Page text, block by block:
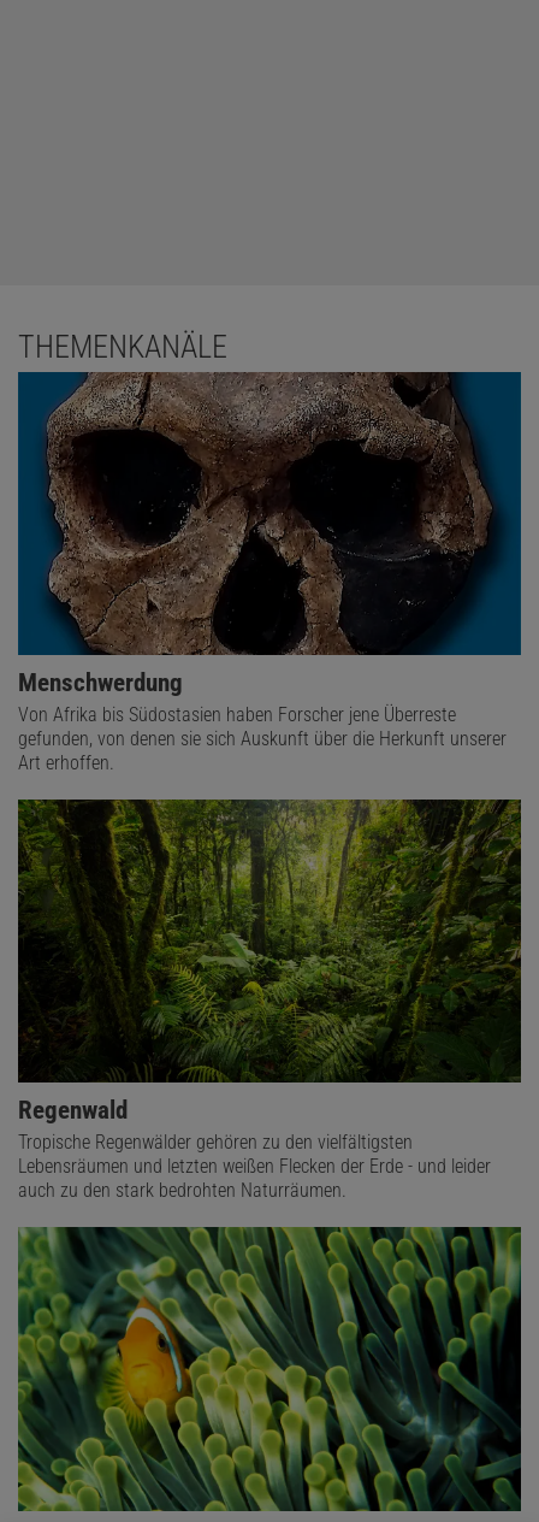
THEMENKANÄLE
Menschwerdung
Von Afrika bis Südostasien haben Forscher jene Überreste
gefunden, von denen sie sich Auskunft über die Herkunft unserer
Art erhoffen.
Regenwald
Tropische Regenwälder gehören zu den vielfältigsten
Lebensräumen und letzten weißen Flecken der Erde - und leider
auch zu den stark bedrohten Naturräumen.